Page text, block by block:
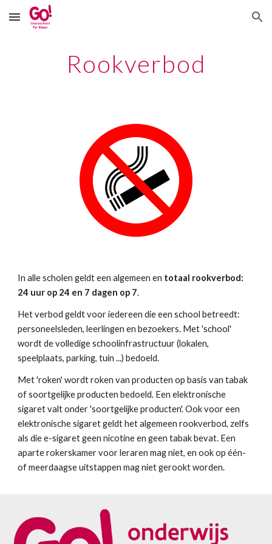
Skip to main content Skip to navigation
Rookverbod
In alle scholen geldt een algemeen en totaal rookverbod:
24 uur op 24 en 7 dagen op 7.
Het verbod geldt voor iedereen die een school betreedt:
personeelsleden, leerlingen en bezoekers. Met 'school'
wordt de volledige schoolinfrastructuur (lokalen,
speelplaats, parking, tuin ...) bedoeld.
Met 'roken' wordt roken van producten op basis van tabak
of soortgelijke producten bedoeld. Een elektronische
sigaret valt onder 'soortgelijke producten'. Ook voor een
elektronische sigaret geldt het algemeen rookverbod, zelfs
als die e-sigaret geen nicotine en geen tabak bevat. Een
aparte rokerskamer voor leraren mag niet, en ook op één-
of meerdaagse uitstappen mag niet gerookt worden.